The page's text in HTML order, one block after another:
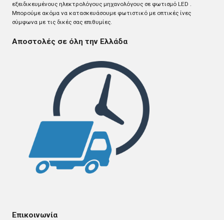
εξειδικευμένους ηλεκτρολόγους μηχανολόγους σε φωτισμό LED .
Mπορούμε ακόμα να κατασκευάσουμε φωτιστικό με οπτικές ίνες
σύμφωνα με τις δικές σας επιθυμίες.
Αποστολές σε όλη την Ελλάδα
Επικοινωνία